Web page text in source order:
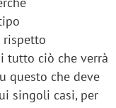
rispetto
tutto ciò che verrà
questo che deve
singoli casi, per